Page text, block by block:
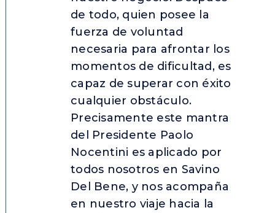
de todo, quien posee la
fuerza de voluntad
necesaria para afrontar los
momentos de dificultad, es
capaz de superar con éxito
cualquier obstáculo.
Precisamente este mantra
del Presidente Paolo
Nocentini es aplicado por
todos nosotros en Savino
Del Bene, y nos acompaña
en nuestro viaje hacia la